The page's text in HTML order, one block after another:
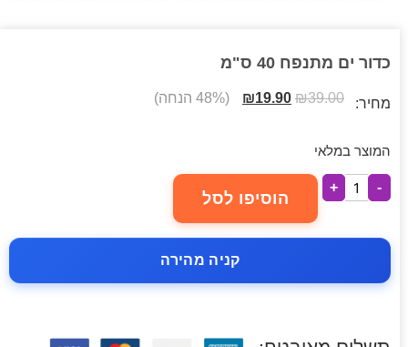
כדור ים מתנפח 40 ס"מ
מחיר: ₪39.00
₪19.90 (48% הנחה)
המוצר במלאי
-
+
הוסיפו לסל
קניה מהירה